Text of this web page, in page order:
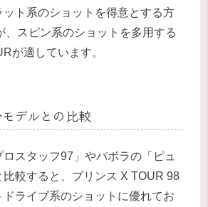
ット系のショットを得意とする方
、スピン系のショットを多用する
が適しています。
デルとの比較
スタッフ97」やバボラの「ピュ
比較すると、プリンス X TOUR 98
ライブ系のショットに優れてお